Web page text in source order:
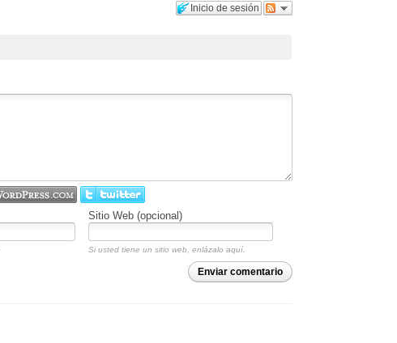
Inicio de sesión
Sitio Web (opcional)
Si usted tiene un sitio web, enlázalo aquí.
Enviar comentario